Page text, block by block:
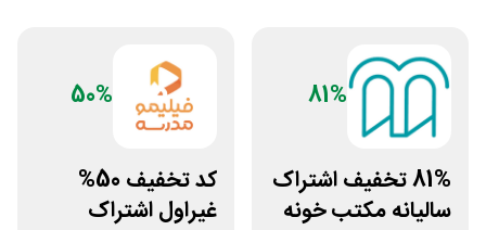
81%
81% تخفیف اشتراک
سالیانه مکتب خونه
50%
کد تخفیف 50%
غیراول اشتراک